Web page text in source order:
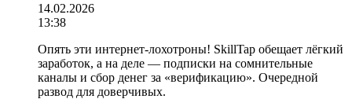
14.02.2026
13:38
Опять эти интернет-лохотроны! SkillTap обещает лёгкий
заработок, а на деле — подписки на сомнительные
каналы и сбор денег за «верификацию». Очередной
развод для доверчивых.